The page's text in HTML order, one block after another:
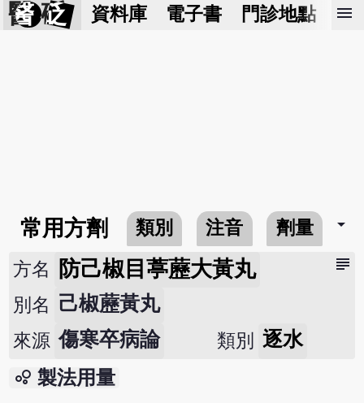
醫 砭 資料庫 電子書 門診地點 預
menu
常用方劑 類別 注音 劑量 arrow_drop_down
subject
方名 防己椒目葶藶大黃丸
別名 己椒藶黃丸
來源 傷寒卒病論 類別 逐水
bubble_chart 製法用量